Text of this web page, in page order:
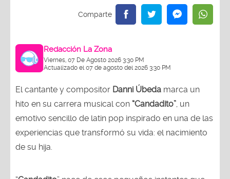
Redacción La Zona
Viernes, 07 De Agosto 2026 3:30 PM
Actualizado el 07 de agosto del 2026 3:30 PM
El cantante y compositor Danni Úbeda marca un
hito en su carrera musical con “Candadito” , un
emotivo sencillo de latin pop inspirado en una de las
experiencias que transformó su vida: el nacimiento
de su hija.